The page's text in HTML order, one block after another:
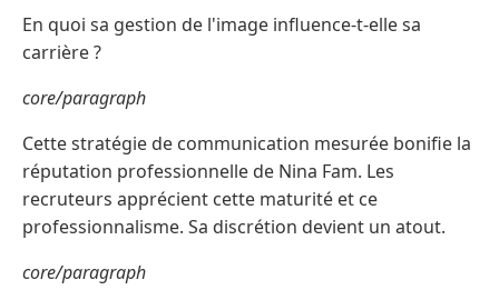
En quoi sa gestion de l'image influence-t-elle sa
carrière ?
core/paragraph
Cette stratégie de communication mesurée bonifie la
réputation professionnelle de Nina Fam. Les
recruteurs apprécient cette maturité et ce
professionnalisme. Sa discrétion devient un atout.
core/paragraph